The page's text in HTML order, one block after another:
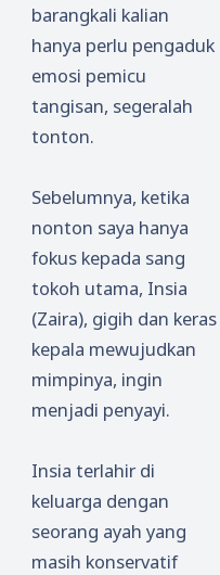
barangkali kalian
hanya perlu pengaduk
emosi pemicu
tangisan, segeralah
tonton.
Sebelumnya, ketika
nonton saya hanya
fokus kepada sang
tokoh utama, Insia
(Zaira), gigih dan keras
kepala mewujudkan
mimpinya, ingin
menjadi penyayi.
Insia terlahir di
keluarga dengan
seorang ayah yang
masih konservatif